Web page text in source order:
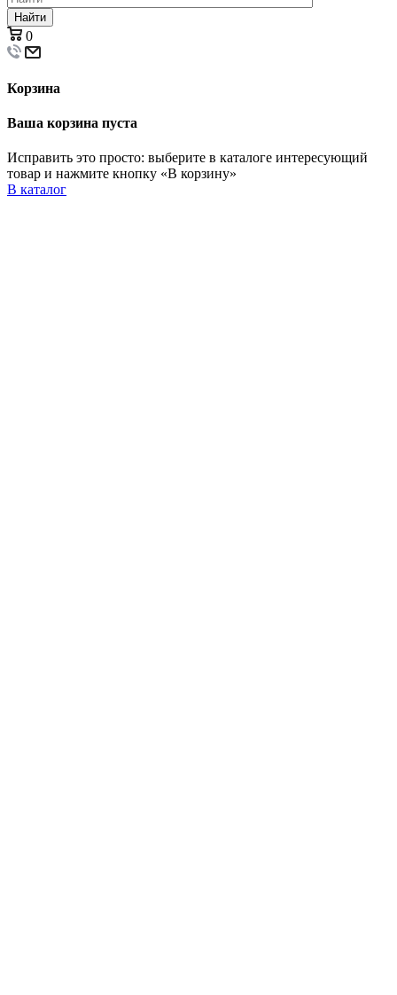
Найти
0
Корзина
Ваша корзина пуста
Исправить это просто: выберите в каталоге интересующий
товар и нажмите кнопку «В корзину»
В каталог